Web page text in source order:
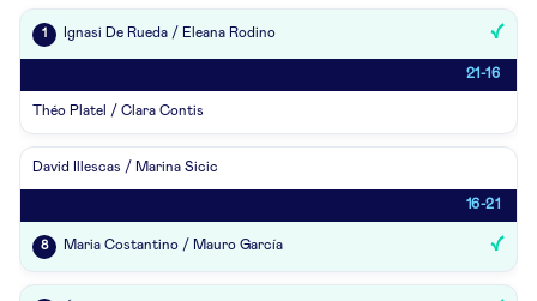
1 Ignasi De Rueda / Eleana Rodino
21-16
Théo Platel / Clara Contis
David Illescas / Marina Sicic
16-21
8 Maria Costantino / Mauro García